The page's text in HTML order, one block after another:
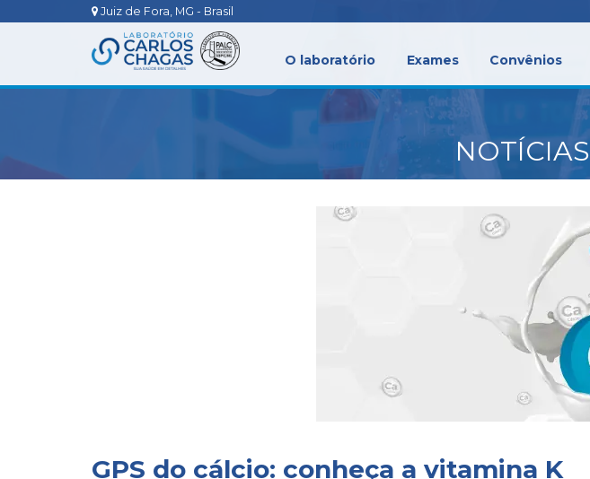
Juiz de Fora, MG - Brasil
O laboratório Exames Convênios
NOTÍCIAS
GPS do cálcio: conheça a vitamina K